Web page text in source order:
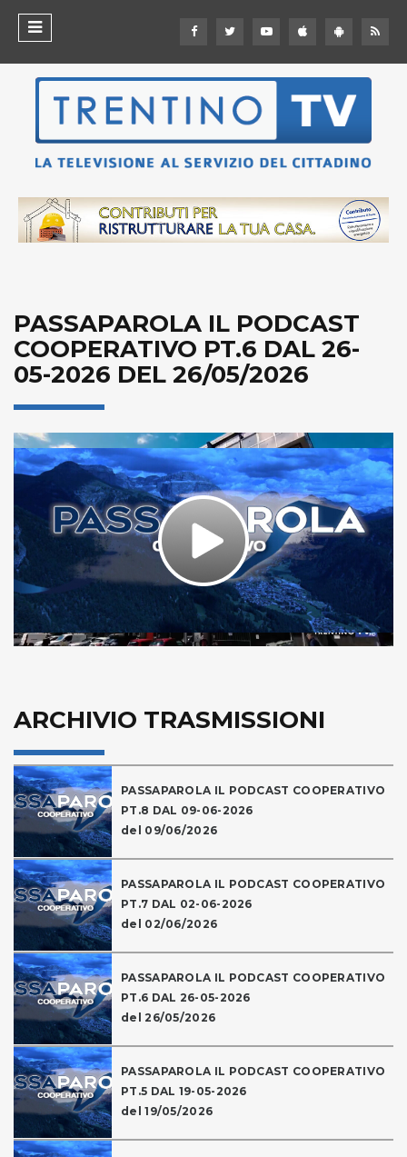
PASSAPAROLA IL PODCAST
COOPERATIVO PT.6 DAL 26-
05-2026 DEL 26/05/2026
Play
Video
ARCHIVIO TRASMISSIONI
PASSAPAROLA IL PODCAST COOPERATIVO
PT.8 DAL 09-06-2026
del 09/06/2026
PASSAPAROLA IL PODCAST COOPERATIVO
PT.7 DAL 02-06-2026
del 02/06/2026
PASSAPAROLA IL PODCAST COOPERATIVO
PT.6 DAL 26-05-2026
del 26/05/2026
PASSAPAROLA IL PODCAST COOPERATIVO
PT.5 DAL 19-05-2026
del 19/05/2026